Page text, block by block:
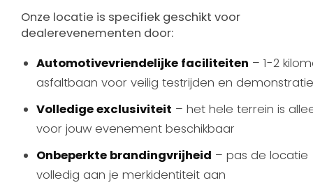
Onze locatie is specifiek geschikt voor
dealerevenementen door:
Automotivevriendelijke faciliteiten – 1-2
asfaltbaan voor veilig testrijden en
Volledige exclusiviteit – het hele terrein is
voor jouw evenement beschikbaar
Onbeperkte brandingvrijheid – pas de locatie
volledig aan je merkidentiteit aan